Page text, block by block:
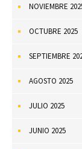
NOVIEMBRE
OCTUBRE 2025
SEPTIEMBRE
AGOSTO 2025
JULIO 2025
JUNIO 2025